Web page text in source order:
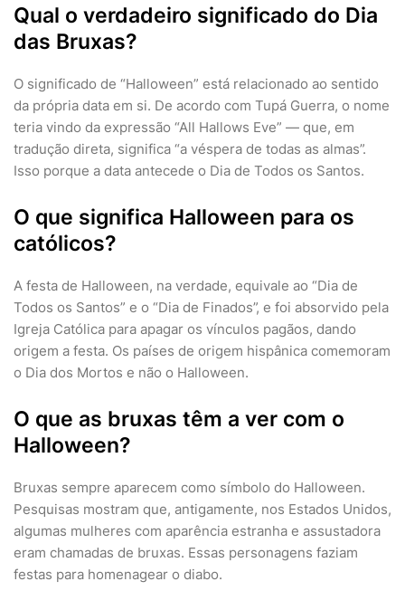
Qual o verdadeiro significado do Dia
das Bruxas?
O significado de “Halloween” está relacionado ao sentido
da própria data em si. De acordo com Tupá Guerra, o nome
teria vindo da expressão “All Hallows Eve” — que, em
tradução direta, significa “a véspera de todas as almas”.
Isso porque a data antecede o Dia de Todos os Santos.
O que significa Halloween para os
católicos?
A festa de Halloween, na verdade, equivale ao “Dia de
Todos os Santos” e o “Dia de Finados”, e foi absorvido pela
Igreja Católica para apagar os vínculos pagãos, dando
origem a festa. Os países de origem hispânica comemoram
o Dia dos Mortos e não o Halloween.
O que as bruxas têm a ver com o
Halloween?
Bruxas sempre aparecem como símbolo do Halloween.
Pesquisas mostram que, antigamente, nos Estados Unidos,
algumas mulheres com aparência estranha e assustadora
eram chamadas de bruxas. Essas personagens faziam
festas para homenagear o diabo.